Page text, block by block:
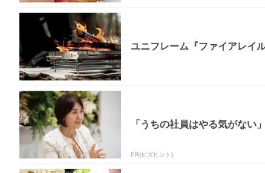
ユニフレーム『ファイアレイ
「うちの社員はやる気がない
PR(ビズヒント)